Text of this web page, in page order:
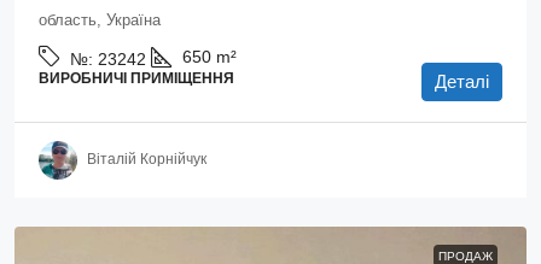
область, Україна
№: 23242 650 m²
ВИРОБНИЧІ ПРИМІЩЕННЯ Деталі
Віталій Корнійчук
ПРОДАЖ